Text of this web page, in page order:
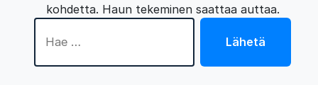
kohdetta. Haun tekeminen saattaa auttaa.
Lähetä